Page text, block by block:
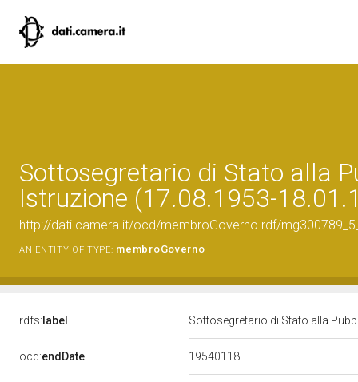
Sottosegretario di Stato alla
Istruzione (17.08.1953-
http://dati.camera.it/ocd/membroGoverno.rdf/
AN ENTITY OF TYPE: membroGoverno
rdfs: label Sottosegretario di Stato alla
ocd:endDate 19540118